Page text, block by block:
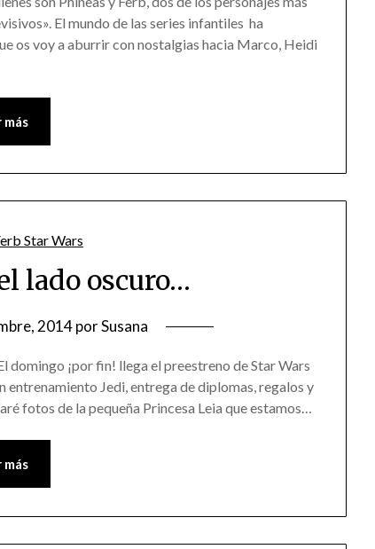
El mundo de las series infantiles ha
os voy a aburrir con nostalgias hacia Marco, Heidi
más
lado oscuro…
2014porSusana
domingo ¡por fin! llega el preestreno de Star Wars
Jedi, entrega de diplomas, regalos y
fotos de la pequeña Princesa Leia que estamos…
más